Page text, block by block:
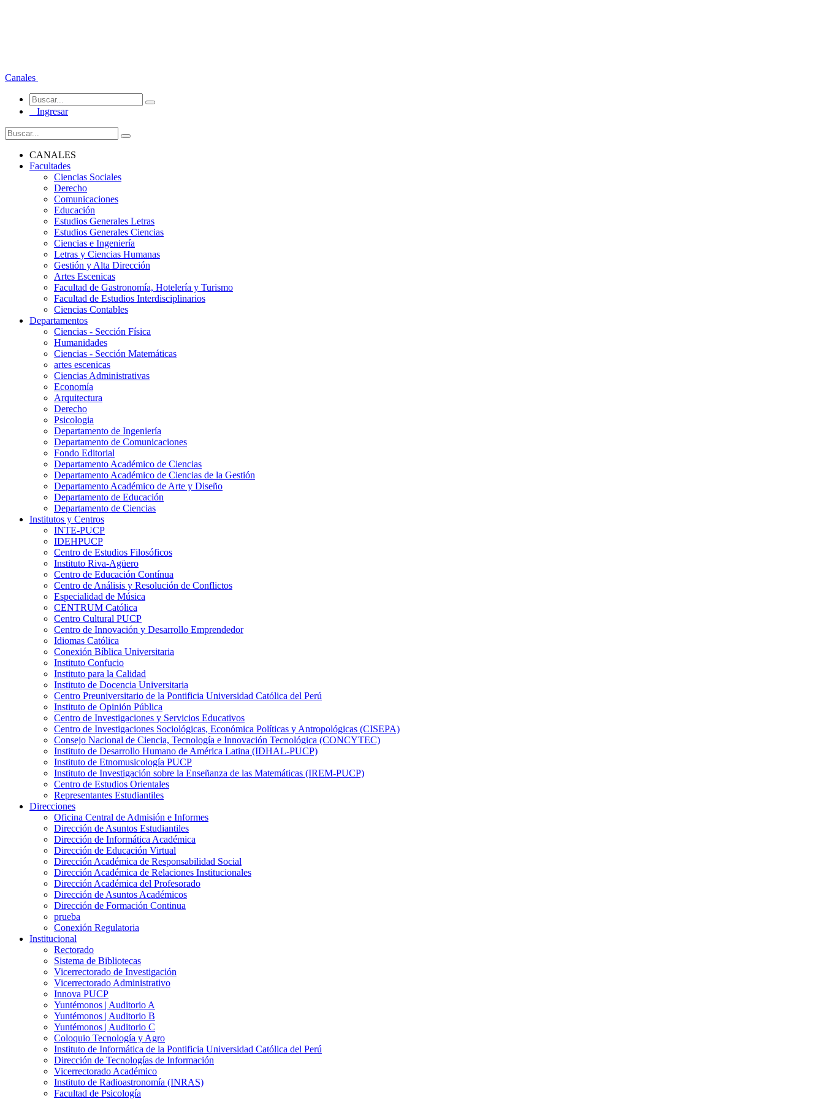
Canales
Ingresar
CANALES
Facultades
Ciencias Sociales
Derecho
Comunicaciones
Educación
Estudios Generales Letras
Estudios Generales Ciencias
Ciencias e Ingeniería
Letras y Ciencias Humanas
Gestión y Alta Dirección
Artes Escenicas
Facultad de Gastronomía, Hotelería y Turismo
Facultad de Estudios Interdisciplinarios
Ciencias Contables
Departamentos
Ciencias - Sección Física
Humanidades
Ciencias - Sección Matemáticas
artes escenicas
Ciencias Administrativas
Economía
Arquitectura
Derecho
Psicologia
Departamento de Ingeniería
Departamento de Comunicaciones
Fondo Editorial
Departamento Académico de Ciencias
Departamento Académico de Ciencias de la Gestión
Departamento Académico de Arte y Diseño
Departamento de Educación
Departamento de Ciencias
Institutos y Centros
INTE-PUCP
IDEHPUCP
Centro de Estudios Filosóficos
Instituto Riva-Agüero
Centro de Educación Contínua
Centro de Análisis y Resolución de Conflictos
Especialidad de Música
CENTRUM Católica
Centro Cultural PUCP
Centro de Innovación y Desarrollo Emprendedor
Idiomas Católica
Conexión Bíblica Universitaria
Instituto Confucio
Instituto para la Calidad
Instituto de Docencia Universitaria
Centro Preuniversitario de la Pontificia Universidad Católica del Perú
Instituto de Opinión Pública
Centro de Investigaciones y Servicios Educativos
Centro de Investigaciones Sociológicas, Económica Políticas y Antropológicas (CISEPA)
Consejo Nacional de Ciencia, Tecnología e Innovación Tecnológica (CONCYTEC)
Instituto de Desarrollo Humano de América Latina (IDHAL-PUCP)
Instituto de Etnomusicología PUCP
Instituto de Investigación sobre la Enseñanza de las Matemáticas (IREM-PUCP)
Centro de Estudios Orientales
Representantes Estudiantiles
Direcciones
Oficina Central de Admisión e Informes
Dirección de Asuntos Estudiantiles
Dirección de Informática Académica
Dirección de Educación Virtual
Dirección Académica de Responsabilidad Social
Dirección Académica de Relaciones Institucionales
Dirección Académica del Profesorado
Dirección de Asuntos Académicos
Dirección de Formación Continua
prueba
Conexión Regulatoria
Institucional
Rectorado
Sistema de Bibliotecas
Vicerrectorado de Investigación
Vicerrectorado Administrativo
Innova PUCP
Yuntémonos | Auditorio A
Yuntémonos | Auditorio B
Yuntémonos | Auditorio C
Coloquio Tecnología y Agro
Instituto de Informática de la Pontificia Universidad Católica del Perú
Dirección de Tecnologías de Información
Vicerrectorado Académico
Instituto de Radioastronomía (INRAS)
Facultad de Psicología